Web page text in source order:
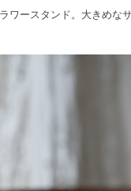
ワースタンド。大きめな